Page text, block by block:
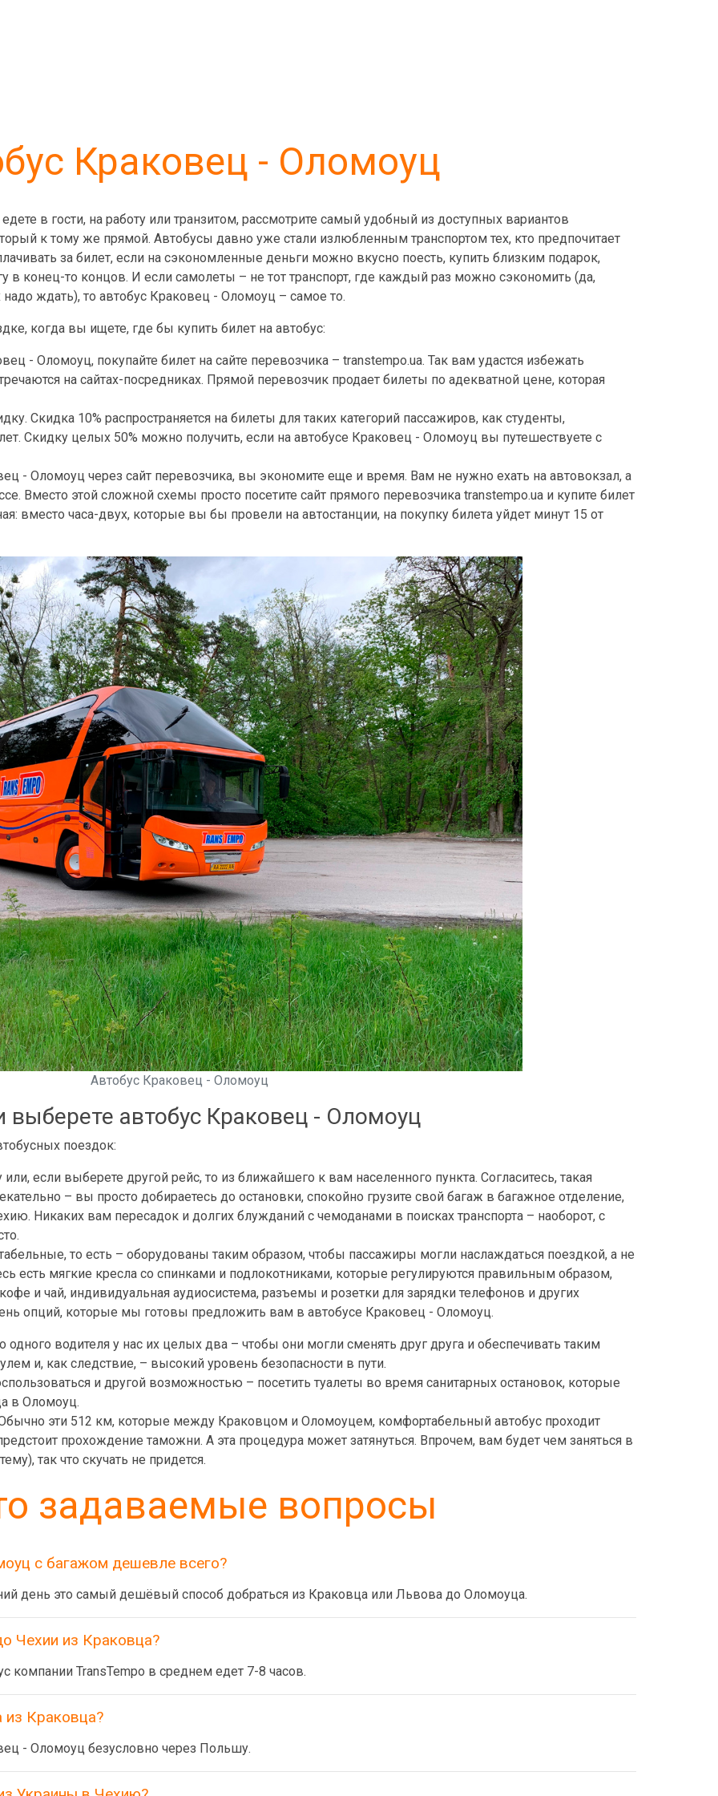
Краковец - Оломоуц
в гости, на работу или транзитом, рассмотрите самый удобный из доступных вариантов
к тому же прямой. Автобусы давно уже стали излюбленным транспортом тех, кто предпочитает
за билет, если на сэкономленные деньги можно вкусно поесть, купить близким подарок,
в конец-то концов. И если самолеты – не тот транспорт, где каждый раз можно сэкономить (да,
ждать), то автобус Краковец - Оломоуц – самое то.
когда вы ищете, где бы купить билет на автобус:
- Оломоуц, покупайте билет на сайте перевозчика – transtempo.ua. Так вам удастся избежать
на сайтах-посредниках. Прямой перевозчик продает билеты по адекватной цене, которая
Скидка 10% распространяется на билеты для таких категорий пассажиров, как студенты,
Скидку целых 50% можно получить, если на автобусе Краковец - Оломоуц вы путешествуете с
- Оломоуц через сайт перевозчика, вы экономите еще и время. Вам не нужно ехать на автовокзал, а
Вместо этой сложной схемы просто посетите сайт прямого перевозчика transtempo.ua и купите билет
вместо часа-двух, которые вы бы провели на автостанции, на покупку билета уйдет минут 15 от
Автобус Краковец - Оломоуц
автобус Краковец - Оломоуц
поездок:
если выберете другой рейс, то из ближайшего к вам населенного пункта. Согласитесь, такая
– вы просто добираетесь до остановки, спокойно грузите свой багаж в багажное отделение,
Никаких вам пересадок и долгих блужданий с чемоданами в поисках транспорта – наоборот, с
то есть – оборудованы таким образом, чтобы пассажиры могли наслаждаться поездкой, а не
есть мягкие кресла со спинками и подлокотниками, которые регулируются правильным образом,
и чай, индивидуальная аудиосистема, разъемы и розетки для зарядки телефонов и других
опций, которые мы готовы предложить вам в автобусе Краковец - Оломоуц.
одного водителя у нас их целых два – чтобы они могли сменять друг друга и обеспечивать таким
и, как следствие, – высокий уровень безопасности в пути.
и другой возможностью – посетить туалеты во время санитарных остановок, которые
в Оломоуц.
эти 512 км, которые между Краковцом и Оломоуцем, комфортабельный автобус проходит
прохождение таможни. А эта процедура может затянуться. Впрочем, вам будет чем заняться в
так что скучать не придется.
задаваемые вопросы
с багажом дешевле всего?
день это самый дешёвый способ добраться из Краковца или Львова до Оломоуца.
Чехии из Краковца?
TransTempo в среднем едет 7-8 часов.
Краковца?
- Оломоуц безусловно через Польшу.